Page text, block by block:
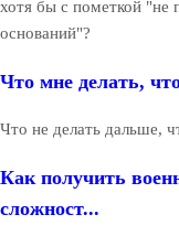
хотя бы с пометкой "не
оснований"?
Что мне делать,
Что не делать дальше,
Как получить
сложност...